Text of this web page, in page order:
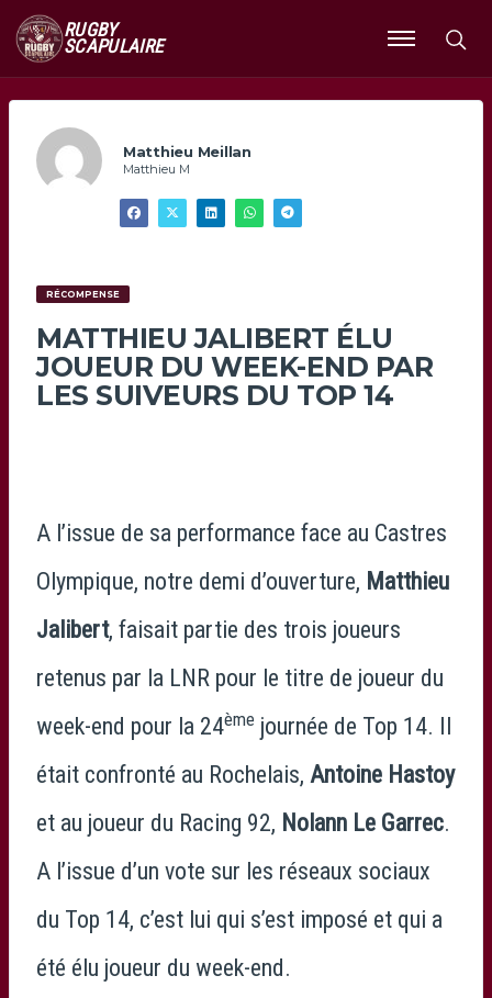
RUGBY
SCAPULAIRE
Ouvrir
le
Matthieu Meillan
Matthieu M
RÉCOMPENSE
MATTHIEU JALIBERT ÉLU
JOUEUR DU WEEK-END PAR
LES SUIVEURS DU TOP 14
A l’issue de sa performance face au Castres
Olympique, notre demi d’ouverture, Matthieu
Jalibert, faisait partie des trois joueurs
retenus par la LNR pour le titre de joueur du
week-end pour la 24ème journée de Top 14. Il
était confronté au Rochelais, Antoine Hastoy
et au joueur du Racing 92, Nolann Le Garrec.
A l’issue d’un vote sur les réseaux sociaux
du Top 14, c’est lui qui s’est imposé et qui a
été élu joueur du week-end.